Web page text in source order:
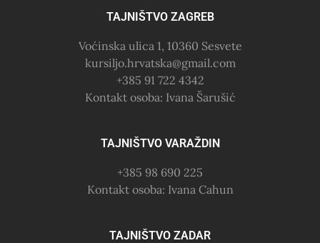
TAJNIŠTVO ZAGREB
Voćinska ulica 1, 10360 Sesvete
kursiljo.hrvatska@gmail.com
+385 91 722 4342
Kontakt osoba: Ivana Šarušić
TAJNIŠTVO VARAŽDIN
+385 98 690 225
Kontakt osoba: Ivana Cahun
TAJNIŠTVO ZADAR